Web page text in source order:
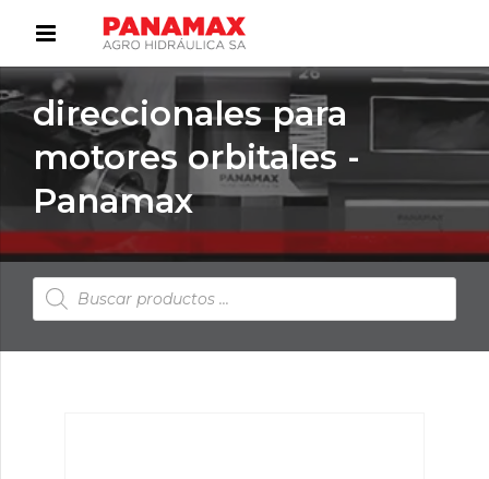
direccionales para
motores orbitales -
Panamax
Búsqueda
de